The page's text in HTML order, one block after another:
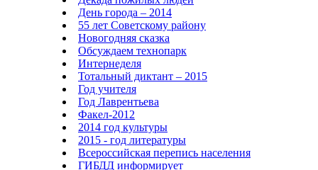
День города – 2014
55 лет Советскому району
Новогодняя сказка
Обсуждаем технопарк
Интернеделя
Тотальный диктант – 2015
Год учителя
Год Лаврентьева
Факел-2012
2014 год культуры
2015 - год литературы
Всероссийская перепись населения
ГИБДД информирует